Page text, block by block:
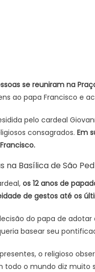
se reuniram na
ao papa Francisco e
pelo cardeal
consagrados. Em
na Basílica de São
os 12 anos de
de gestos até os
do papa de
basear seu
o religioso
todo o mundo diz muito